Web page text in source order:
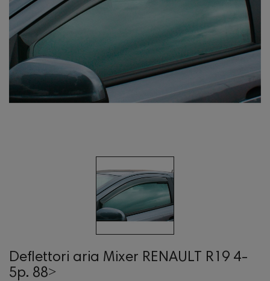
Deflettori aria Mixer RENAULT R19 4-
5p. 88˃